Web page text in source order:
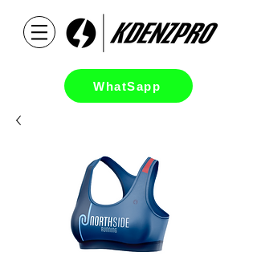
WhatSapp